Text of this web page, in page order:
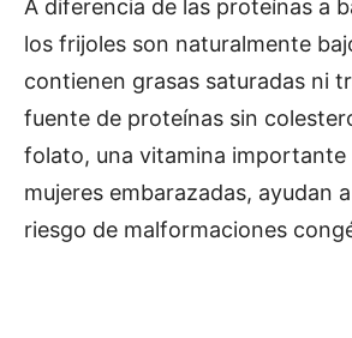
A diferencia de las proteínas a
los frijoles son naturalmente
contienen grasas saturadas ni
fuente de proteínas sin
folato, una vitamina importante
mujeres embarazadas, ayudan
riesgo de malformaciones